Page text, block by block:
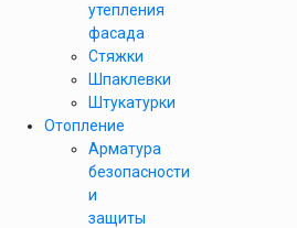
утепления
фасада
Стяжки
Шпаклевки
Штукатурки
Отопление
Арматура
безопасности
и
защиты